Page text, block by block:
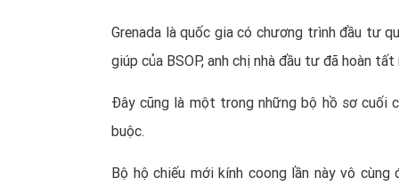
Grenada là quốc gia có chương trình đầu tư
giúp của BSOP, anh chị nhà đầu tư đã hoàn
Đây cũng là một trong những bộ hồ sơ cuối
buộc.
Bộ hộ chiếu mới kính coong lần này vô